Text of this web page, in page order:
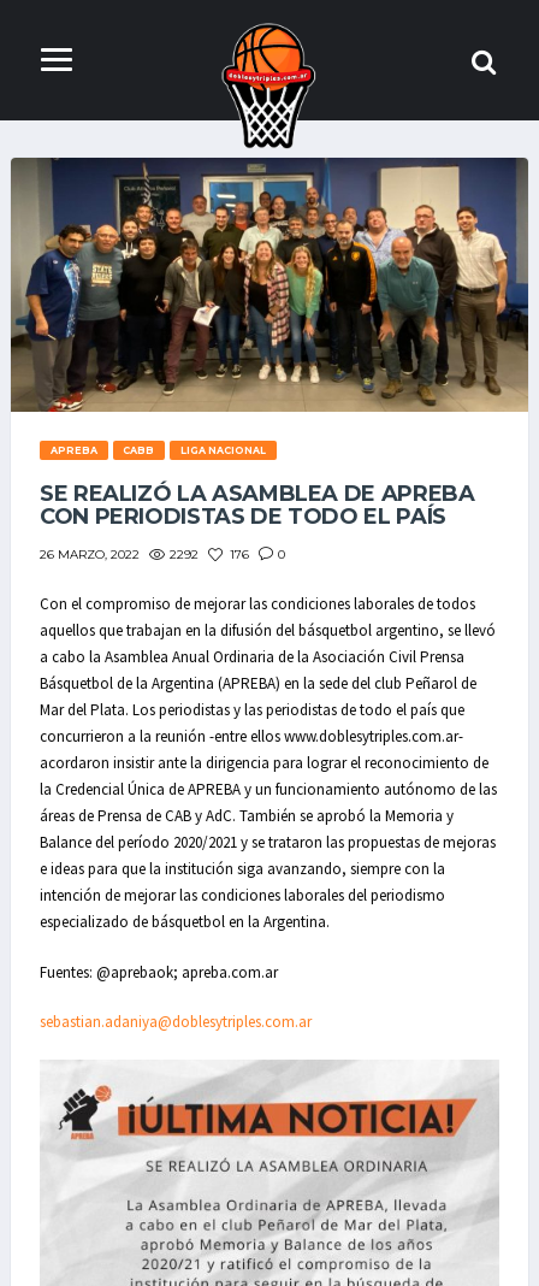
APREBA CABB LIGA NACIONAL
SE REALIZÓ LA ASAMBLEA DE APREBA
CON PERIODISTAS DE TODO EL PAÍS
26 MARZO, 2022 2292 176 0
Con el compromiso de mejorar las condiciones laborales de todos
aquellos que trabajan en la difusión del básquetbol argentino, se llevó
a cabo la Asamblea Anual Ordinaria de la Asociación Civil Prensa
Básquetbol de la Argentina (APREBA) en la sede del club Peñarol de
Mar del Plata. Los periodistas y las periodistas de todo el país que
concurrieron a la reunión -entre ellos www.doblesytriples.com.ar-
acordaron insistir ante la dirigencia para lograr el reconocimiento de
la Credencial Única de APREBA y un funcionamiento autónomo de las
áreas de Prensa de CAB y AdC. También se aprobó la Memoria y
Balance del período 2020/2021 y se trataron las propuestas de mejoras
e ideas para que la institución siga avanzando, siempre con la
intención de mejorar las condiciones laborales del periodismo
especializado de básquetbol en la Argentina.
Fuentes: @aprebaok; apreba.com.ar
sebastian.adaniya@doblesytriples.com.ar